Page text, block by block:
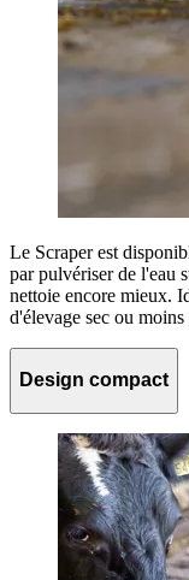
Le Scraper est
par pulvériser de l'eau
nettoie encore mieux.
d'élevage sec ou moins
Design compact